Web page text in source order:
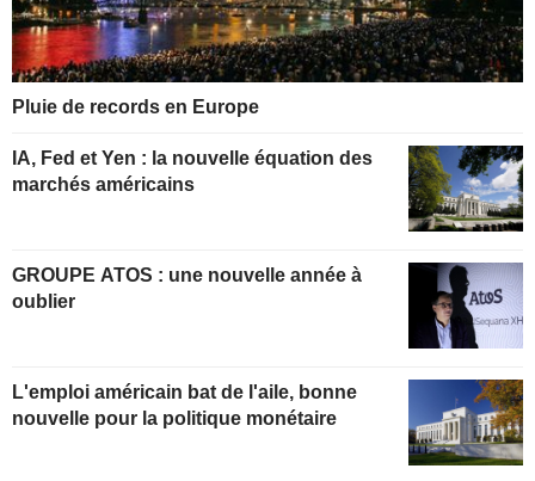
Pluie de records en Europe
IA, Fed et Yen : la nouvelle équation des
marchés américains
GROUPE ATOS : une nouvelle année à
oublier
L'emploi américain bat de l'aile, bonne
nouvelle pour la politique monétaire